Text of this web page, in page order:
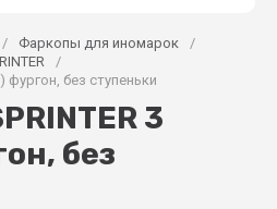
/ Фаркопы для иномарок
/
/
) фургон, без ступеньки
3
без